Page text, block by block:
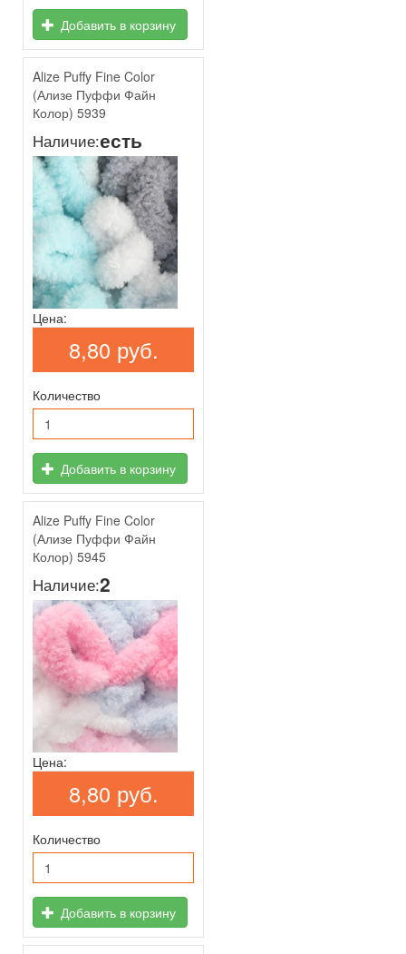
Добавить в корзину
Alize Puffy Fine Color
(Ализе Пуффи Файн
Колор) 5939
Наличие:есть
Цена:
8,80 руб.
Количество
Добавить в корзину
Alize Puffy Fine Color
(Ализе Пуффи Файн
Колор) 5945
Наличие:2
Цена:
8,80 руб.
Количество
Добавить в корзину